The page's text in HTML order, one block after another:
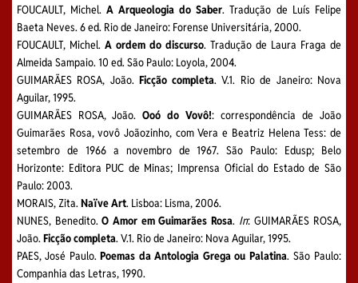
FOUCAULT, Michel. A Arqueologia do Saber. Tradução de Luís Felipe
Baeta Neves. 6 ed. Rio de Janeiro: Forense Universitária, 2000.
FOUCAULT, Michel. A ordem do discurso. Tradução de Laura Fraga de
Almeida Sampaio. 10 ed. São Paulo: Loyola, 2004.
GUIMARÃES ROSA, João. Ficção completa. V.1. Rio de Janeiro: Nova
Aguilar, 1995.
GUIMARÃES ROSA, João. Ooó do Vovô!: correspondência de João
Guimarães Rosa, vovô Joãozinho, com Vera e Beatriz Helena Tess: de
setembro de 1966 a novembro de 1967. São Paulo: Edusp; Belo
Horizonte: Editora PUC de Minas; Imprensa Oficial do Estado de São
Paulo: 2003.
MORAIS, Zita.Naïve Art. Lisboa: Lisma, 2006.
NUNES, Benedito. O Amor em Guimarães Rosa. In: GUIMARÃES ROSA,
João.Ficção completa. V.1. Rio de Janeiro: Nova Aguilar, 1995.
PAES, José Paulo. Poemas da Antologia Grega ou Palatina. São Paulo:
Companhia das Letras, 1990.